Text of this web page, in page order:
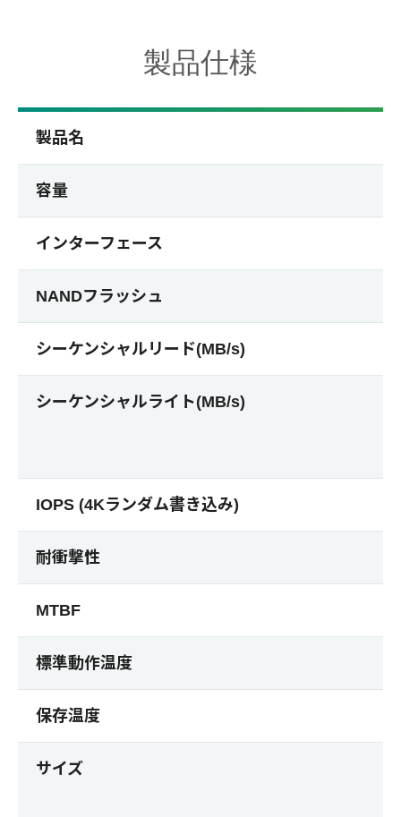
製品仕様
製品名
容量
インターフェース
NANDフラッシュ
シーケンシャルリード(MB/s)
シーケンシャルライト(MB/s)
IOPS (4Kランダム書き込み)
耐衝撃性
MTBF
標準動作温度
保存温度
サイズ